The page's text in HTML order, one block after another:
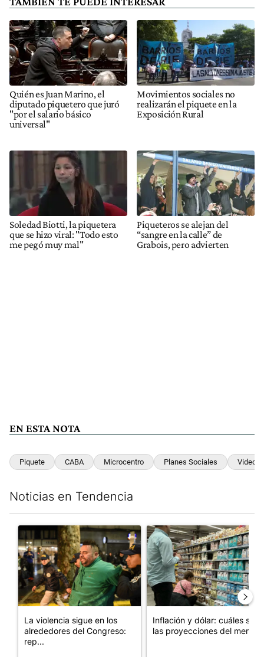
Quién es Juan Marino, el
diputado piquetero que juró
"por el salario básico
universal"
Movimientos sociales no
realizarán el piquete en la
Exposición Rural
Soledad Biotti, la piquetera
que se hizo viral: "Todo esto
me pegó muy mal"
Piqueteros se alejan del
“sangre en la calle” de
Grabois, pero advierten
EN ESTA NOTA
Piquete CABA Microcentro Planes Sociales Video
Noticias en Tendencia
Un artículo de tendencia con el título "La violencia sigue en
La violencia sigue en los
alrededores del Congreso:
rep...
Un artículo de tendencia con
Inflación y dólar: cuáles son
las proyecciones del merc...